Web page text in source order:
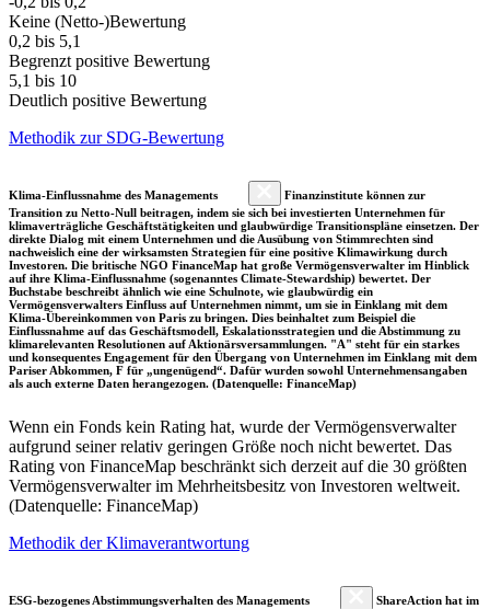
Keine (Netto-)Bewertung
0,2 bis 5,1
Begrenzt positive Bewertung
5,1 bis 10
Deutlich positive Bewertung
Methodik zur SDG-Bewertung
Klima-Einflussnahme des Managements
Finanzinstitute können zur
Transition zu Netto-Null beitragen, indem sie sich bei investierten Unternehmen für
klimaverträgliche Geschäftstätigkeiten und glaubwürdige Transitionspläne einsetzen. Der
direkte Dialog mit einem Unternehmen und die Ausübung von Stimmrechten sind
nachweislich eine der wirksamsten Strategien für eine positive Klimawirkung durch
Investoren. Die britische NGO FinanceMap hat große Vermögensverwalter im Hinblick
auf ihre Klima-Einflussnahme (sogenanntes Climate-Stewardship) bewertet. Der
Buchstabe beschreibt ähnlich wie eine Schulnote, wie glaubwürdig ein
Vermögensverwalters Einfluss auf Unternehmen nimmt, um sie in Einklang mit dem
Klima-Übereinkommen von Paris zu bringen. Dies beinhaltet zum Beispiel die
Einflussnahme auf das Geschäftsmodell, Eskalationsstrategien und die Abstimmung zu
klimarelevanten Resolutionen auf Aktionärsversammlungen. "A" steht für ein starkes
und konsequentes Engagement für den Übergang von Unternehmen im Einklang mit dem
Pariser Abkommen, F für „ungenügend“. Dafür wurden sowohl Unternehmensangaben
als auch externe Daten herangezogen. (Datenquelle: FinanceMap)
Wenn ein Fonds kein Rating hat, wurde der Vermögensverwalter
aufgrund seiner relativ geringen Größe noch nicht bewertet. Das
Rating von FinanceMap beschränkt sich derzeit auf die 30 größten
Vermögensverwalter im Mehrheitsbesitz von Investoren weltweit.
(Datenquelle: FinanceMap)
Methodik der Klimaverantwortung
ESG-bezogenes Abstimmungsverhalten des Managements
ShareAction hat im